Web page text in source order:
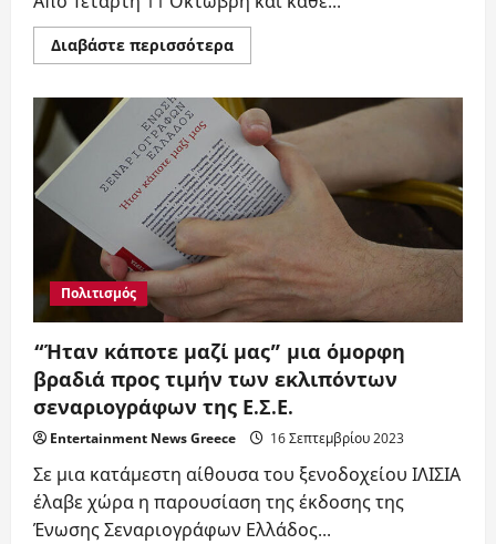
Διαβάστε περισσότεραRead
more
Mία
μουσικοθεατρική
κωμωδία,
σε
κείμενο
και
σκηνοθεσία
του
Πακάκη
Πολιτισμός
“Ήταν κάποτε μαζί μας” μια όμορφη
βραδιά προς τιμήν των εκλιπόντων
σεναριογράφων της Ε.Σ.Ε.
Entertainment News Greece 16 Σεπτεμβρίου 2023
Σε μια κατάμεστη αίθουσα του ξενοδοχείου ΙΛΙΣΙΑ
έλαβε χώρα η παρουσίαση της έκδοσης της
Ένωσης Σεναριογράφων Ελλάδος...